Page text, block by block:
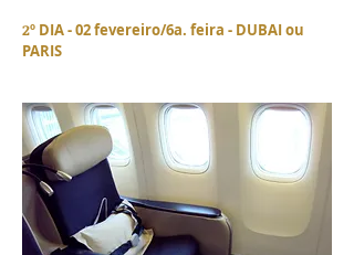
2º DIA - 02 fevereiro/6a. feira - DUBAI ou
PARIS